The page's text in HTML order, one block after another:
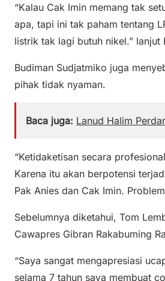
“Kalau Cak Imin memang tak
apa, tapi ini tak paham tentang
listrik tak lagi butuh nikel.” lanjut
Budiman Sudjatmiko juga
pihak tidak nyaman.
Baca juga: Lanud Halim
“Ketidaketisan secara
Karena itu akan berpotensi
Pak Anies dan Cak Imin.
Sebelumnya diketahui, Tom
Cawapres Gibran Rakabuming
“Saya sangat mengapresiasi
selama 7 tahun saya membuat